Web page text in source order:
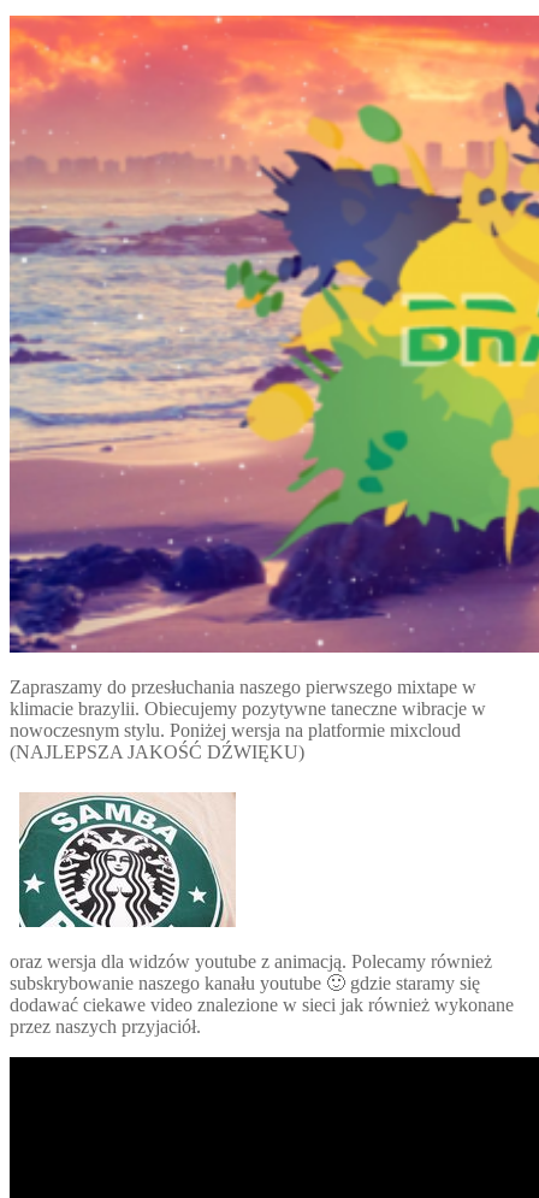
Zapraszamy do przesłuchania naszego pierwszego mixtape w
klimacie brazylii. Obiecujemy pozytywne taneczne wibracje w
nowoczesnym stylu. Poniżej wersja na platformie mixcloud
(NAJLEPSZA JAKOŚĆ DŹWIĘKU)
oraz wersja dla widzów youtube z animacją. Polecamy również
subskrybowanie naszego kanału youtube 🙂 gdzie staramy się
dodawać ciekawe video znalezione w sieci jak również wykonane
przez naszych przyjaciół.